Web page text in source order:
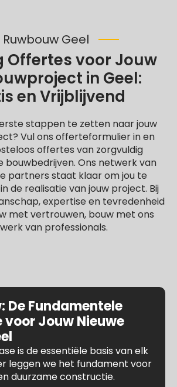
Ruwbouw Geel
Offertes voor Jouw
in Geel:
en Vrijblijvend
stappen te zetten naar jouw
Vul ons offerteformulier in en
offertes van zorgvuldig
bouwbedrijven. Ons netwerk van
partners staat klaar om jou te
de realisatie van jouw project. Bij
expertise en tevredenheid
met vertrouwen, bouw met ons
van professionals.
De Fundamentele
voor Jouw Nieuwe
is de essentiële basis van elk
leggen we het fundament voor
duurzame constructie.